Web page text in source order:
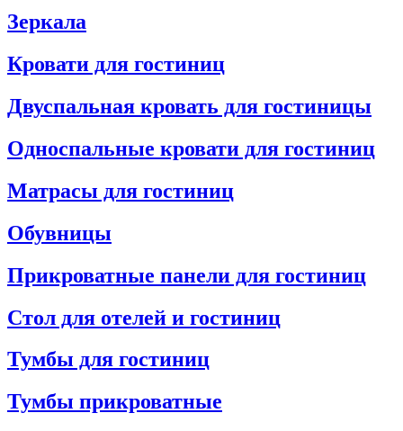
Зеркала
Кровати для гостиниц
Двуспальная кровать для гостиницы
Односпальные кровати для гостиниц
Матрасы для гостиниц
Обувницы
Прикроватные панели для гостиниц
Стол для отелей и гостиниц
Тумбы для гостиниц
Тумбы прикроватные